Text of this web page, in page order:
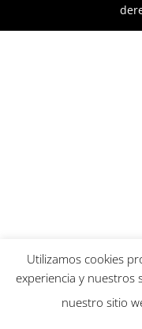
Utilizamos cookies
experiencia y nuestros
nuestro sitio